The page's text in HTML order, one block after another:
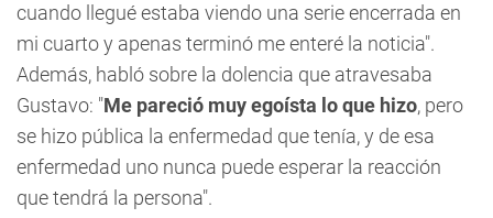
cuando llegué estaba viendo una serie encerrada en
mi cuarto y apenas terminó me enteré la noticia".
Además, habló sobre la dolencia que atravesaba
Gustavo: "Me pareció muy egoísta lo que hizo, pero
se hizo pública la enfermedad que tenía, y de esa
enfermedad uno nunca puede esperar la reacción
que tendrá la persona".